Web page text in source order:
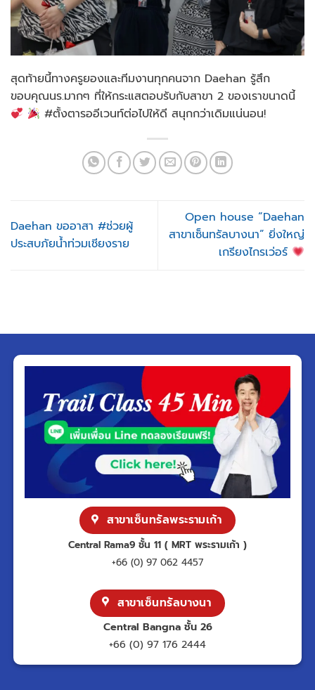
สุดท้ายนี้ทางครูยองและทีมงานทุกคนจาก Daehan รู้สึก
ขอบคุณนร.มากๆ ที่ให้กระแสตอบรับกับสาขา 2 ของเราขนาดนี้
#ตั้งตารออีเวนท์ต่อไปให้ดี สนุกกว่าเดิมแน่นอน!
Daehan ขออาสา #ช่วยผู้
ประสบภัยน้ำท่วมเชียงราย
Open house “Daehan
สาขาเซ็นทรัลบางนา” ยิ่งใหญ่
เกรียงไกรเว่อร์
สาขาเซ็นทรัลพระรามเก้า
Central Rama9 ชั้น 11 ( MRT พระรามเก้า )
+66 (0) 97 062 4457
สาขาเซ็นทรัลบางนา
Central Bangna ชั้น 26
+66 (0) 97 176 2444